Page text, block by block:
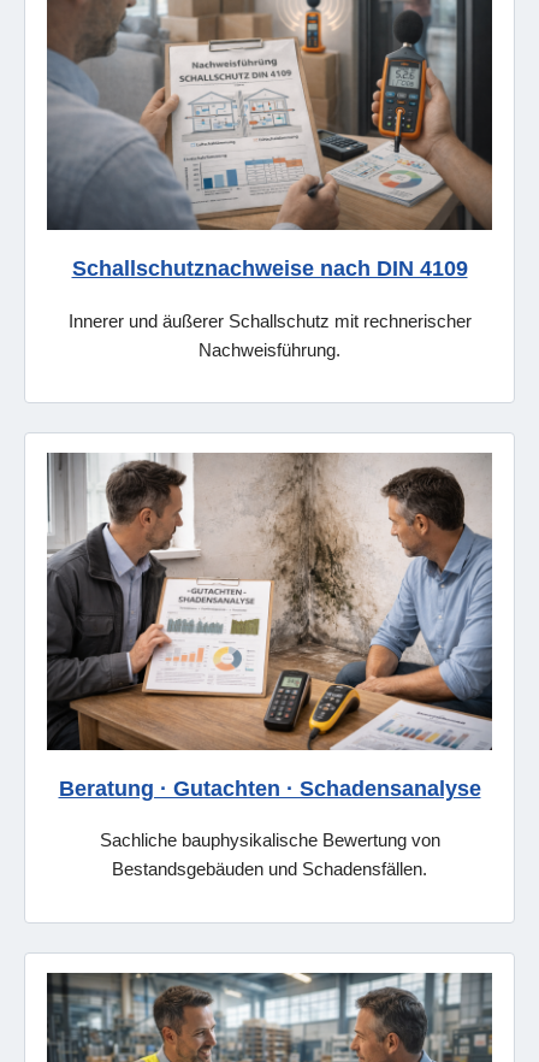
Schallschutznachweise nach DIN 4109
Innerer und äußerer Schallschutz mit rechnerischer
Nachweisführung.
Beratung · Gutachten · Schadensanalyse
Sachliche bauphysikalische Bewertung von
Bestandsgebäuden und Schadensfällen.